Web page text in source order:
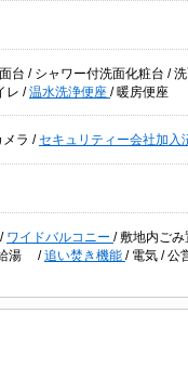
台 / シャワー付洗面化粧台 /
レ /温水洗浄便座 / 暖房便座
メラ /セキュリティー会社加入
/ ワイドバルコニー /敷地内ごみ
湯 /追い焚き機能 / 電気 /公